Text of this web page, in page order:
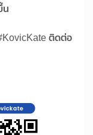
น
ติดต่อ